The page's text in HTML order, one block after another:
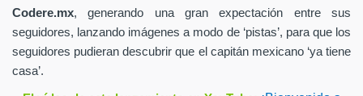
Codere.mx,
generando una gran expectación entre sus
seguidores, lanzando imágenes a modo de ‘pistas’, para que los
seguidores pudieran descubrir que el capitán mexicano ‘ya tiene
casa’.